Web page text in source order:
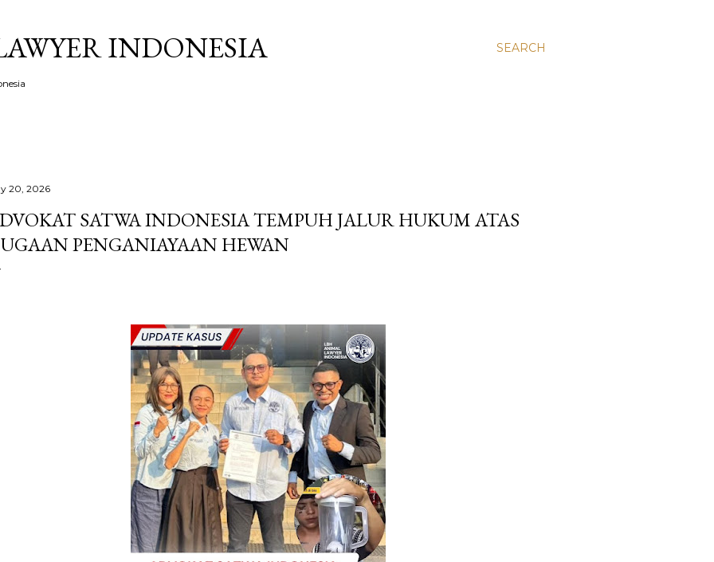
SEARCH
INDONESIA
20, 2026
SATWA INDONESIA TEMPUH JALUR HUKUM ATAS
PENGANIAYAAN HEWAN